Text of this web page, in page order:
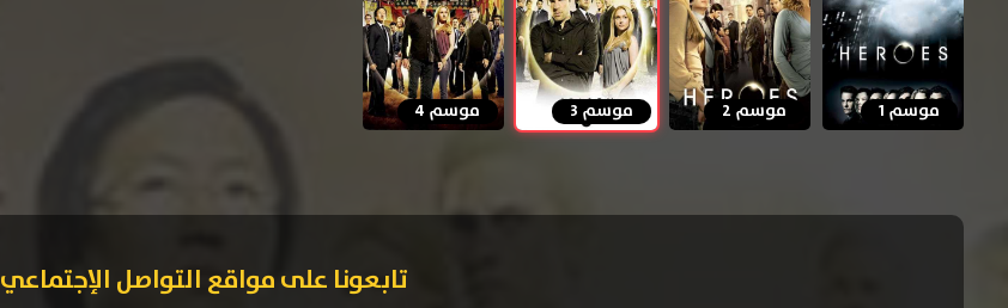
موسم 1 موسم 2 موسم 3 موسم 4
تابعونا على مواقع التواصل الإجتماعي